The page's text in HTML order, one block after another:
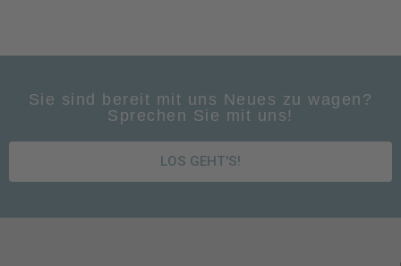
Sie sind bereit mit uns Neues zu wagen?
Sprechen Sie mit uns!
LOS GEHT'S!